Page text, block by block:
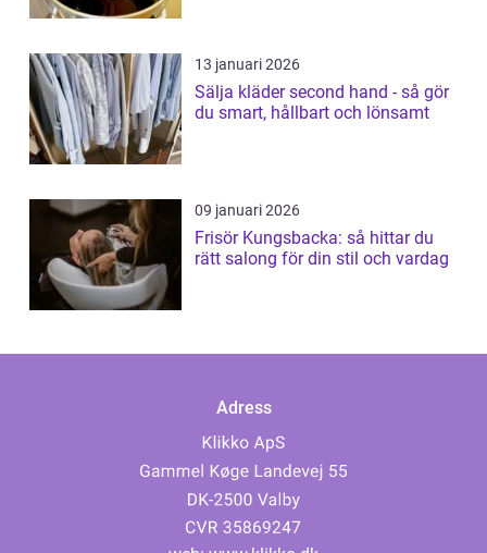
13 januari 2026
Sälja kläder second hand - så gör
du smart, hållbart och lönsamt
09 januari 2026
Frisör Kungsbacka: så hittar du
rätt salong för din stil och vardag
Adress